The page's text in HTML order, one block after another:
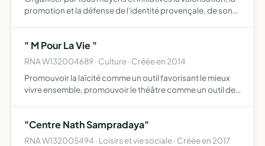
promotion et la défense de l'identité provençale, de son
" M Pour La Vie "
RNA W132004689 · Culture · Créée en 2014
Promouvoir la laïcité comme un outil favorisant le mieux
vivre ensemble, promouvoir le théâtre comme un outil de
"Centre Nath Sampradaya"
RNA W132005494 · Loisirs et vie sociale · Créée en 2017